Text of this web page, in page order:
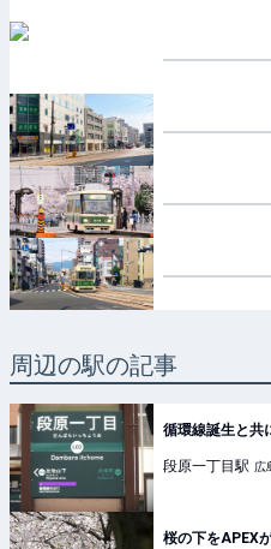
周辺の駅の記事
循環線誕生と共
段原一丁目駅 広
桜の下をAPEX